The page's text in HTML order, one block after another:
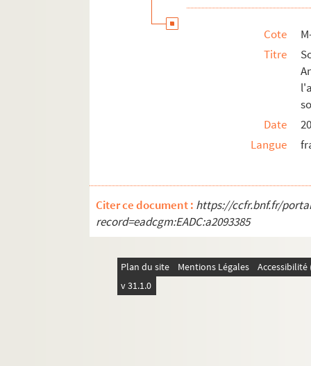
Cote
Titre
Date
Langue
Citer ce document : https://ccfr.bnf.fr/
record=eadcgm:EADC:a2093385
Plan du site Mentions Légales
v 31.1.0